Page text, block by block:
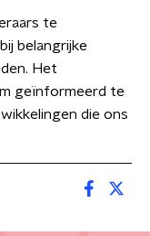
te
belangrijke
Het
geïnformeerd te
die ons